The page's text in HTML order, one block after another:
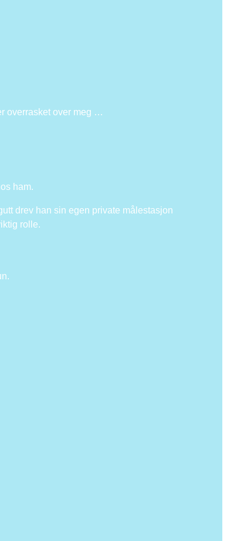
overrasket over meg …
ham.
drev han sin egen private målestasjon
rolle.